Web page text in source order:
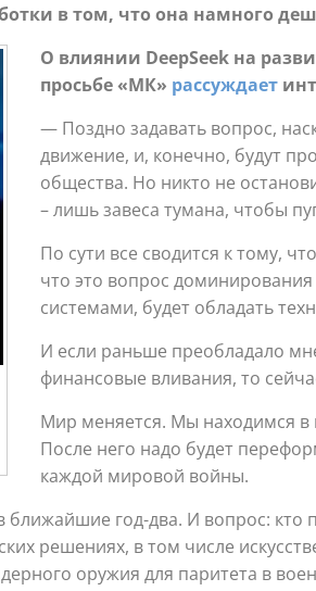
в том, что она намного
О влиянии DeepSeek на
просьбе «МК» рассуждает
— Поздно задавать вопрос,
движение, и, конечно, будут
общества. Но никто не
– лишь завеса тумана, чтобы
По сути все сводится к тому,
что это вопрос
системами, будет обладать
И если раньше преобладало
финансовые вливания, то
Мир меняется. Мы находимся
После него надо будет
каждой мировой войны.
год-два. И вопрос: кто
решениях, в том числе
оружия для паритета в